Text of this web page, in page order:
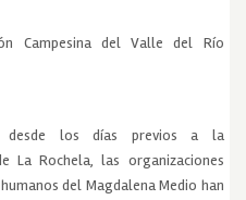
Campesina del Valle del Río
desde los días previos a la
La Rochela, las organizaciones
del Magdalena Medio han